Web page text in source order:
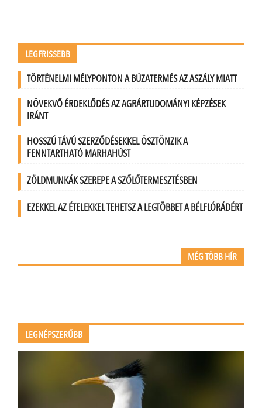
LEGFRISSEBB
TÖRTÉNELMI MÉLYPONTON A BÚZATERMÉS AZ ASZÁLY MIATT
NÖVEKVŐ ÉRDEKLŐDÉS AZ AGRÁRTUDOMÁNYI KÉPZÉSEK
IRÁNT
HOSSZÚ TÁVÚ SZERZŐDÉSEKKEL ÖSZTÖNZIK A
FENNTARTHATÓ MARHAHÚST
ZÖLDMUNKÁK SZEREPE A SZŐLŐTERMESZTÉSBEN
EZEKKEL AZ ÉTELEKKEL TEHETSZ A LEGTÖBBET A BÉLFLÓRÁDÉRT
MÉG TÖBB HÍR
LEGNÉPSZERŰBB